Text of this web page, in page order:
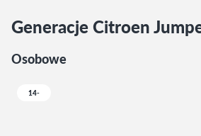
Generacje Citroen
Osobowe
14-